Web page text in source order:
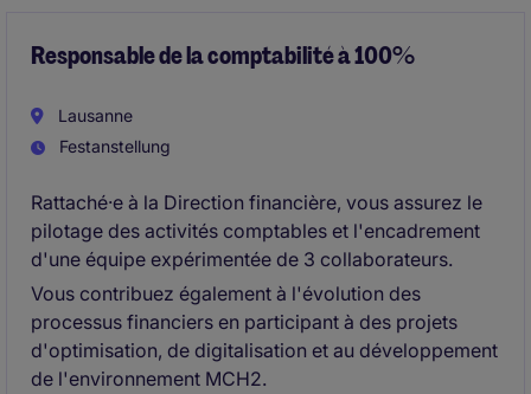
Responsable de la comptabilité à 100%
Lausanne
Festanstellung
Rattaché·e à la Direction financière, vous assurez le
pilotage des activités comptables et l'encadrement
d'une équipe expérimentée de 3 collaborateurs.
Vous contribuez également à l'évolution des
processus financiers en participant à des projets
d'optimisation, de digitalisation et au développement
de l'environnement MCH2.